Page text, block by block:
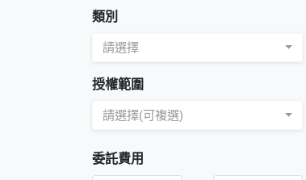
類別
請選擇
授權範圍
請選擇(可複選)
委託費用